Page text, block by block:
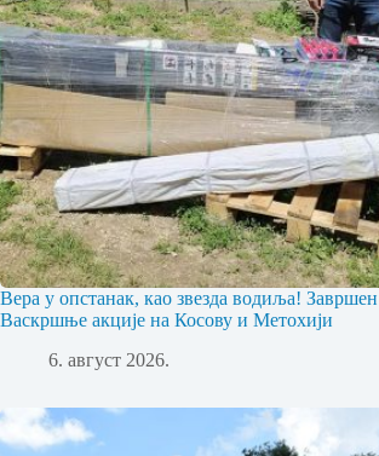
Вера у опстанак, као звезда водиља!
Васкршње акције на Косову и Метохији
6. август 2026.